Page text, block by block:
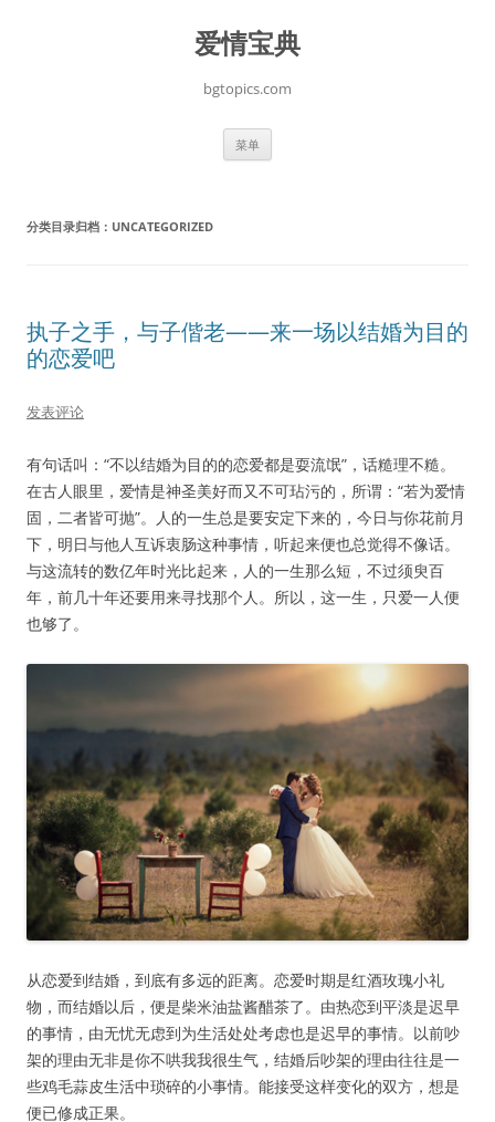
爱情宝典
bgtopics.com
菜单
分类目录归档： UNCATEGORIZED
执子之手，与子偕老——来一场以结婚为目的
的恋爱吧
发表评论
有句话叫：“不以结婚为目的的恋爱都是耍流氓”，话糙理不糙。
在古人眼里，爱情是神圣美好而又不可玷污的，所谓：“若为爱情
固，二者皆可抛”。人的一生总是要安定下来的，今日与你花前月
下，明日与他人互诉衷肠这种事情，听起来便也总觉得不像话。
与这流转的数亿年时光比起来，人的一生那么短，不过须臾百
年，前几十年还要用来寻找那个人。所以，这一生，只爱一人便
也够了。
从恋爱到结婚，到底有多远的距离。恋爱时期是红酒玫瑰小礼
物，而结婚以后，便是柴米油盐酱醋茶了。由热恋到平淡是迟早
的事情，由无忧无虑到为生活处处考虑也是迟早的事情。以前吵
架的理由无非是你不哄我我很生气，结婚后吵架的理由往往是一
些鸡毛蒜皮生活中琐碎的小事情。能接受这样变化的双方，想是
便已修成正果。